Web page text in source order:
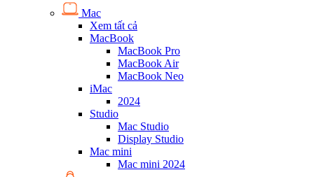
Mac
Xem tất cả
MacBook
MacBook Pro
MacBook Air
MacBook Neo
iMac
2024
Studio
Mac Studio
Display Studio
Mac mini
Mac mini 2024